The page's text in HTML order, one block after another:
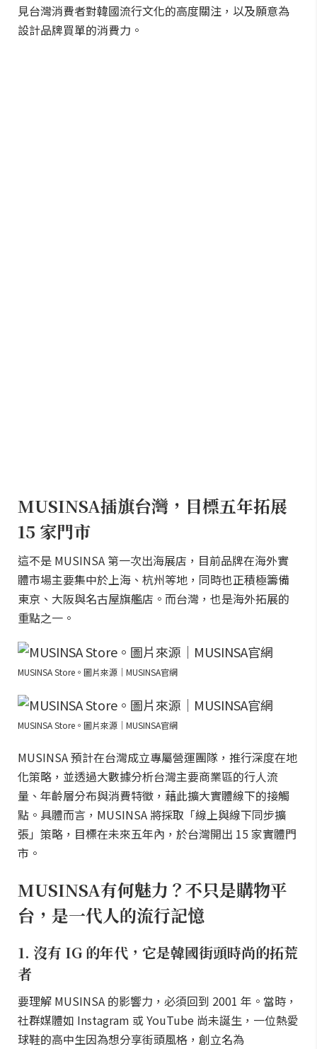
見台灣消費者對韓國流行文化的高度關注，以及願意為
設計品牌買單的消費力。
MUSINSA插旗台灣，目標五年拓展
15 家門市
這不是 MUSINSA 第一次出海展店，目前品牌在海外實
體市場主要集中於上海、杭州等地，同時也正積極籌備
東京、大阪與名古屋旗艦店。而台灣，也是海外拓展的
重點之一。
MUSINSA Store。圖片來源｜MUSINSA官網
MUSINSA Store。圖片來源｜MUSINSA官網
MUSINSA 預計在台灣成立專屬營運團隊，推行深度在地
化策略，並透過大數據分析台灣主要商業區的行人流
量、年齡層分布與消費特徵，藉此擴大實體線下的接觸
點。具體而言，MUSINSA 將採取「線上與線下同步擴
張」策略，目標在未來五年內，於台灣開出 15 家實體門
市。
MUSINSA有何魅力？不只是購物平
台，是一代人的流行記憶
1. 沒有 IG 的年代，它是韓國街頭時尚的拓荒
者
要理解 MUSINSA 的影響力，必須回到 2001 年。當時，
社群媒體如 Instagram 或 YouTube 尚未誕生，一位熱愛
球鞋的高中生因為想分享街頭風格，創立名為